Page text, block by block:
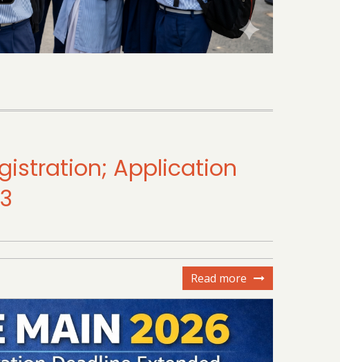
Application
Read more about
NTA